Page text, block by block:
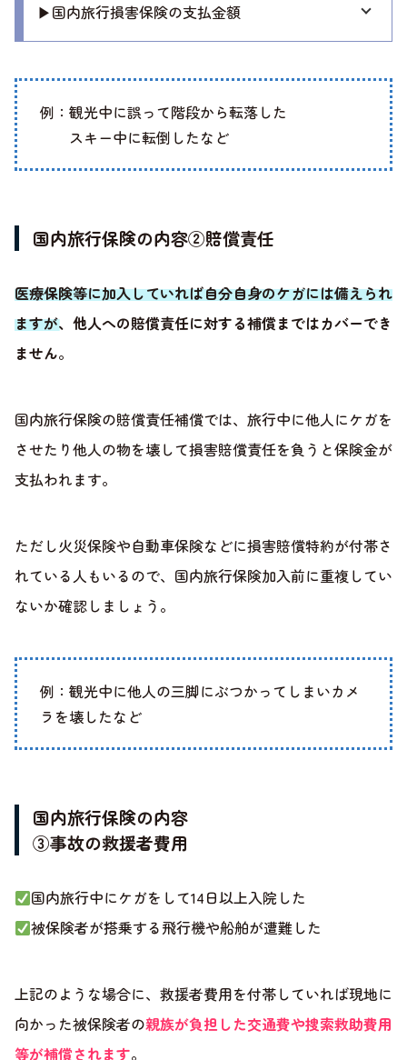
▶国内旅行損害保険の支払金額
例：観光中に誤って階段から転落した
スキー中に転倒したなど
国内旅行保険の内容②賠償責任
医療保険等に加入していれば自分自身のケガには備えられ
ますが、他人への賠償責任に対する補償まではカバーでき
ません。
国内旅行保険の賠償責任補償では、旅行中に他人にケガを
させたり他人の物を壊して損害賠償責任を負うと保険金が
支払われます。
ただし火災保険や自動車保険などに損害賠償特約が付帯さ
れている人もいるので、国内旅行保険加入前に重複してい
ないか確認しましょう。
例：観光中に他人の三脚にぶつかってしまいカメ
ラを壊したなど
国内旅行保険の内容
③事故の救援者費用
国内旅行中にケガをして14日以上入院した
被保険者が搭乗する飛行機や船舶が遭難した
上記のような場合に、救援者費用を付帯していれば現地に
向かった被保険者の親族が負担した交通費や捜索救助費用
等が補償されます。